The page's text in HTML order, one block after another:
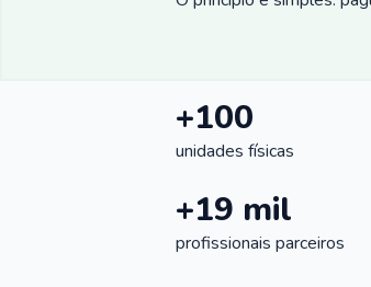
+100
unidades físicas
+19 mil
profissionais parceiros